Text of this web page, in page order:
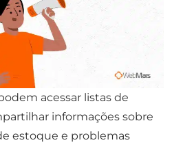
acessar listas de
informações sobre
estoque e problemas